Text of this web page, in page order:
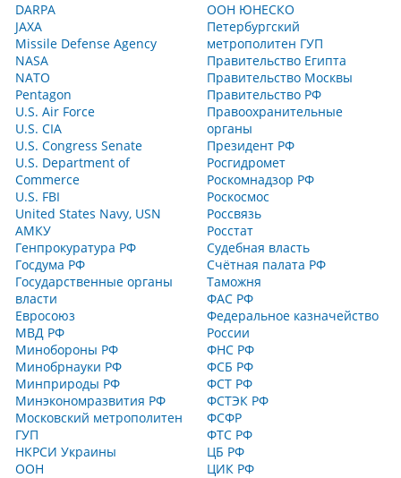
DARPA
JAXA
Missile Defense Agency
NASA
NATO
Pentagon
U.S. Air Force
U.S. CIA
U.S. Congress Senate
U.S. Department of
Commerce
U.S. FBI
United States Navy, USN
АМКУ
Генпрокуратура РФ
Госдума РФ
Государственные органы
власти
Евросоюз
МВД РФ
Минобороны РФ
Минобрнауки РФ
Минприроды РФ
Минэкономразвития РФ
Московский метрополитен
ГУП
НКРСИ Украины
ООН
ООН ЮНЕСКО
Петербургский
метрополитен ГУП
Правительство Египта
Правительство Москвы
Правительство РФ
Правоохранительные
органы
Президент РФ
Росгидромет
Роскомнадзор РФ
Роскосмос
Россвязь
Росстат
Судебная власть
Счётная палата РФ
Таможня
ФАС РФ
Федеральное казначейство
России
ФНС РФ
ФСБ РФ
ФСТ РФ
ФСТЭК РФ
ФСФР
ФТС РФ
ЦБ РФ
ЦИК РФ